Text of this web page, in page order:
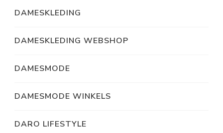
DAMESKLEDING
DAMESKLEDING WEBSHOP
DAMESMODE
DAMESMODE WINKELS
DARO LIFESTYLE